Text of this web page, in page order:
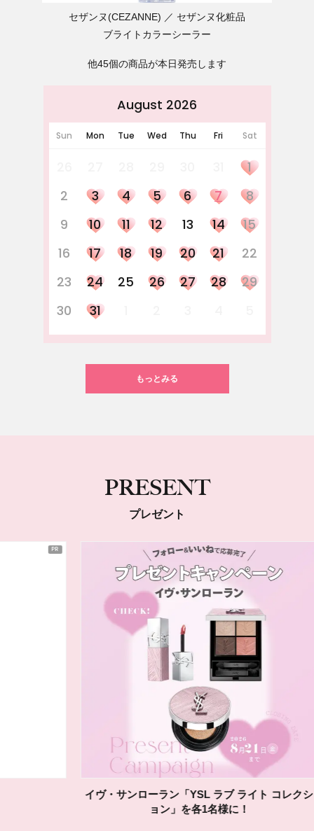
セザンヌ(CEZANNE)
セザンヌ化粧品
ブライトカラーシーラー
他45個の商品が本日発売します
August 2026
Sun Mon Tue Wed Thu Fri Sat
1
2
3 4 5 6 7
8
9
10 11 12 13 14
15
16
17 18 19 20 21
22
23
24 25 26 27 28
29
30
31
もっとみる
PRESENT
プレゼント
イヴ・サンローラン「YSL ラブ ライト コレクシ
ョン」を各1名様に！